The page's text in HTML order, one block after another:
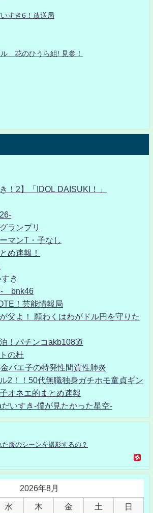
すき6！放送局
花のひうら組! 見参！
！2】「IDOL DAISUKI！」
ランプリ
マンT・子なし
め速報！
き
bnk46
！芸能情報局
父よ！ 願わくはわがドル円を守りた
！パチンコakb108道
の杜
バエ子の特発性間質性肺炎
2！！50代無職独身ガチホモ童貞ギン
オネエ的まとめ速報
いすき-僕が見たかった星空-
服のシーンを撮影するの？
2026年8月
水 木 金 土 日